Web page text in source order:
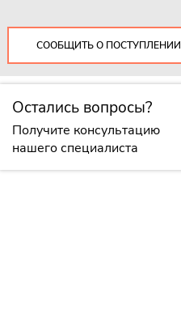
СООБЩИТЬ О ПОСТУПЛЕНИИ
Остались вопросы?
Получите консультацию
нашего специалиста